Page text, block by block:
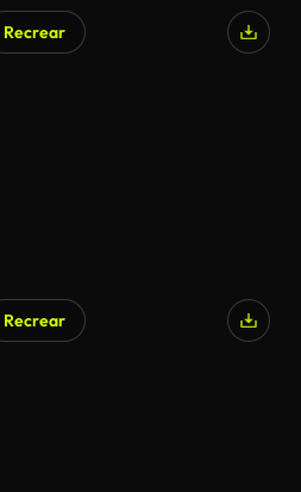
Recrear
Recrear